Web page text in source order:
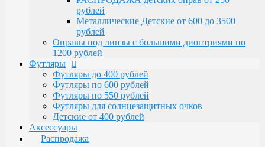
рублей
Металлические Детские от 600 до 3500
рублей
Оправы под линзы с большими диоптриями по
1200 рублей
Футляры
Футляры до 400 рублей
Футляры по 600 рублей
Футляры по 550 рублей
Футляры для солнцезащитных очков
Детские от 400 рублей
Аксессуары
Распродажа